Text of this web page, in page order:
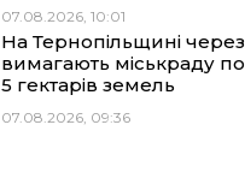
07.08.2026, 10:01
На Тернопільщині
вимагають міськраду
5 гектарів земель
07.08.2026, 09:36